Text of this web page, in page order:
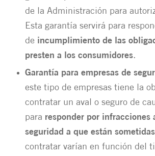
de la Administración para
Esta garantía servirá para
de incumplimiento de las
presten a los consumidores.
Garantía para empresas de
este tipo de empresas tiene la
contratar un aval o seguro de
para responder por infracciones
seguridad a que están sometidas
contratar varían en función del